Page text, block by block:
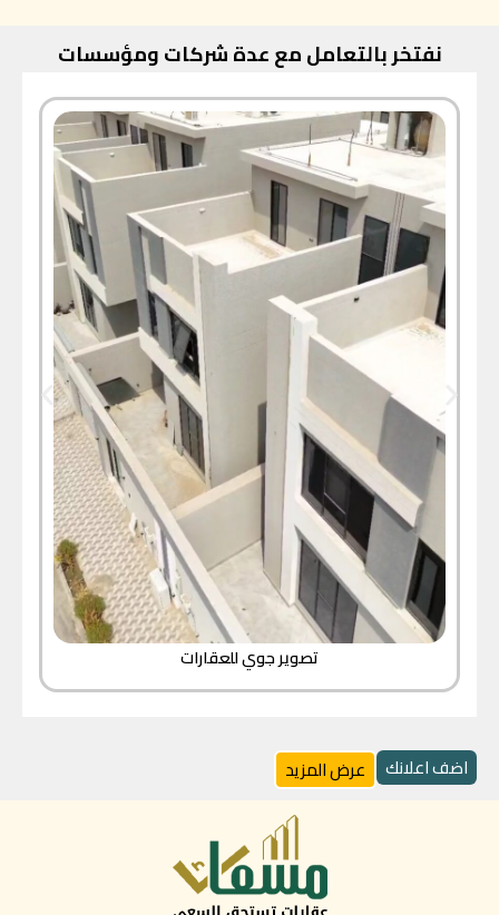
نفتخر بالتعامل مع عدة شركات ومؤسسات
تصوير جوي للعقارات
اضف اعلانك عرض المزيد